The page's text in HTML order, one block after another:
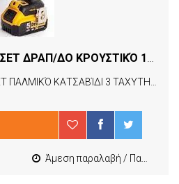
Άμεση παραλαβή / Παράδοση 1-3 εργασιμες